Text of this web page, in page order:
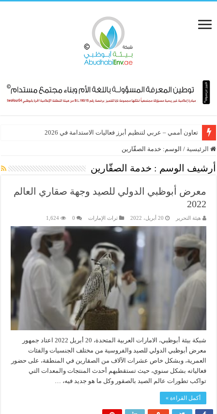
تعاون أممي – عربي لتنظيم أبرز فعاليات الاستدامة في 2026
الرئيسية / الوسم: خدمة الصقّارين
أرشيف الوسم : خدمة الصقّارين
معرض أبوظبي الدولي للصيد وجهة صقاري العالم
2022
هيئة التحرير 20 أبريل، 2022 تراث الإمارات 0
1,624
شبكة بيئة أبوظبي، الامارات العربية المتحدة، 20 أبريل 2022 اعتاد جمهور
معرض أبوظبي الدولي للصيد والفروسية من مختلف الجنسيات والفئات
العمرية، وبشكل خاص عشرات الآلاف من الصقارين في المنطقة، على حضور
فعالياته بشكل سنوي، حيث تستقطبهم أحدث المنتجات والمعدات التي
تواكب تطورات عالم الصيد بالصقور وكل ما هو جديد فيه، …
أكمل القراءة »